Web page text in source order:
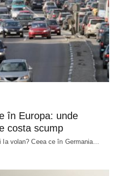
în Europa: unde
costa scump
volan? Ceea ce în Germania…